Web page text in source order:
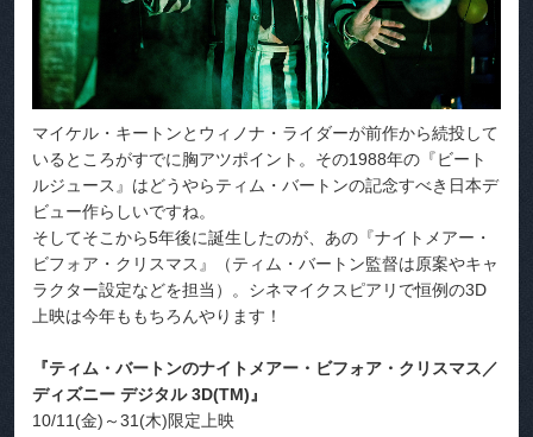
マイケル・キートンとウィノナ・ライダーが前作から続投して
いるところがすでに胸アツポイント。その1988年の『ビート
ルジュース』はどうやらティム・バートンの記念すべき日本デ
ビュー作らしいですね。
そしてそこから5年後に誕生したのが、あの『ナイトメアー・
ビフォア・クリスマス』（ティム・バートン監督は原案やキャ
ラクター設定などを担当）。シネマイクスピアリで恒例の3D
上映は今年ももちろんやります！
『ティム・バートンのナイトメアー・ビフォア・クリスマス／
ディズニー デジタル 3D(TM)』
10/11(金)～31(木)限定上映